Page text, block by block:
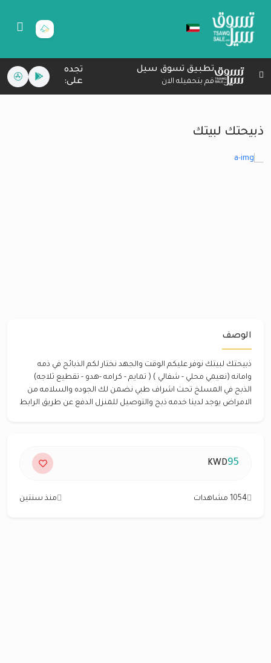
تطبيق تسوق سيل
قم بتحميله الان
تجده
على:
ذبيحتك لبيتك
الوصف
ذبيحتك لبيتك نوفر عليكم الوقت والجهد نختار لكم الذبائح في ذمه
وامانه (نعيمي محلي - شفالي ) ( تمايم - كرامه -هدو - تقطيع ثلاجه)
الذبح في المسلخ تحت اشراف طبي نضمن لك الجوده والسلامه من
الامراض يوجد لدينا خدمه ذبح والتوصيل للمنزل الدفع عن طريق الرابط
95
KWD
1054 مشاهدات منذ سنتين